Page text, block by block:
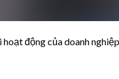
động của doanh